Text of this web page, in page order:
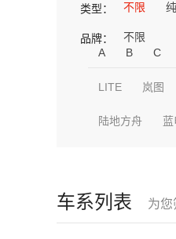
类型： 不限
品牌：
不限
A
B C
LITE 岚图
陆地方舟
车系列表 为您